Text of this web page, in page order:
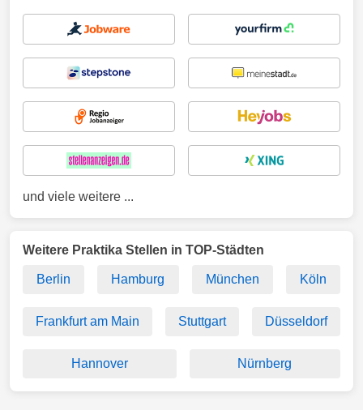
und viele weitere ...
Weitere Praktika Stellen in TOP-Städten
Berlin Hamburg München Köln
Frankfurt am Main Stuttgart Düsseldorf
Hannover Nürnberg